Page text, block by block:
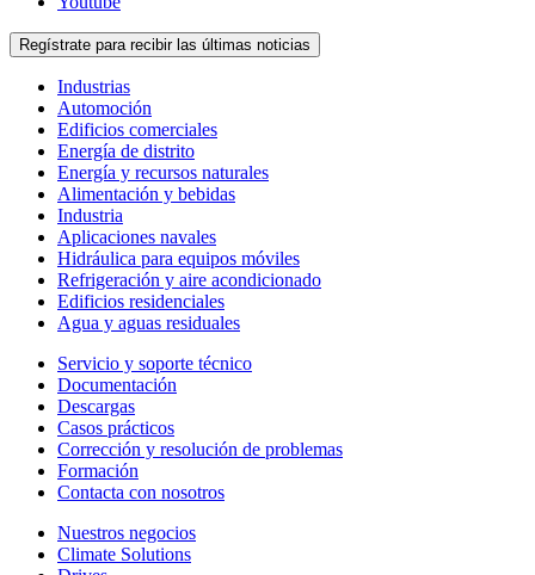
Regístrate para recibir las últimas noticias
Industrias
Automoción
Edificios comerciales
Energía de distrito
Energía y recursos naturales
Alimentación y bebidas
Industria
Aplicaciones navales
Hidráulica para equipos móviles
Refrigeración y aire acondicionado
Edificios residenciales
Agua y aguas residuales
Servicio y soporte técnico
Documentación
Descargas
Casos prácticos
Corrección y resolución de problemas
Formación
Contacta con nosotros
Nuestros negocios
Climate Solutions